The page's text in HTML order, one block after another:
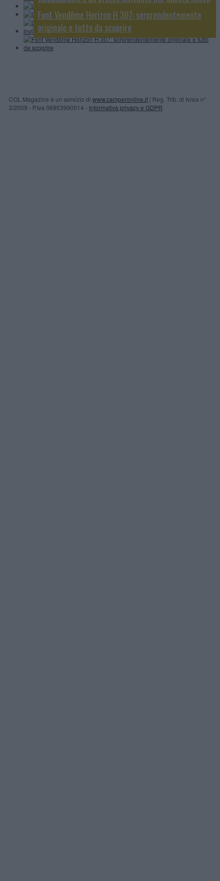
speciale
Font Vendôme Horizon H 307: sorprendentemente
originale e tutto da scoprire
COL Magazine è un servizio di www.camperonline.it | Reg. Trib. di Ivrea n°
3/2009 - P.Iva 06953990014 - Informativa privacy e GDPR